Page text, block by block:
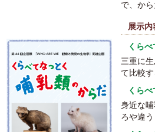
で、か
展示内
くら
三重に
て比較す
くら
身近な
ろや違